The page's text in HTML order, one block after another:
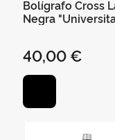
Bolígrafo Cross
Negra
40,00 €